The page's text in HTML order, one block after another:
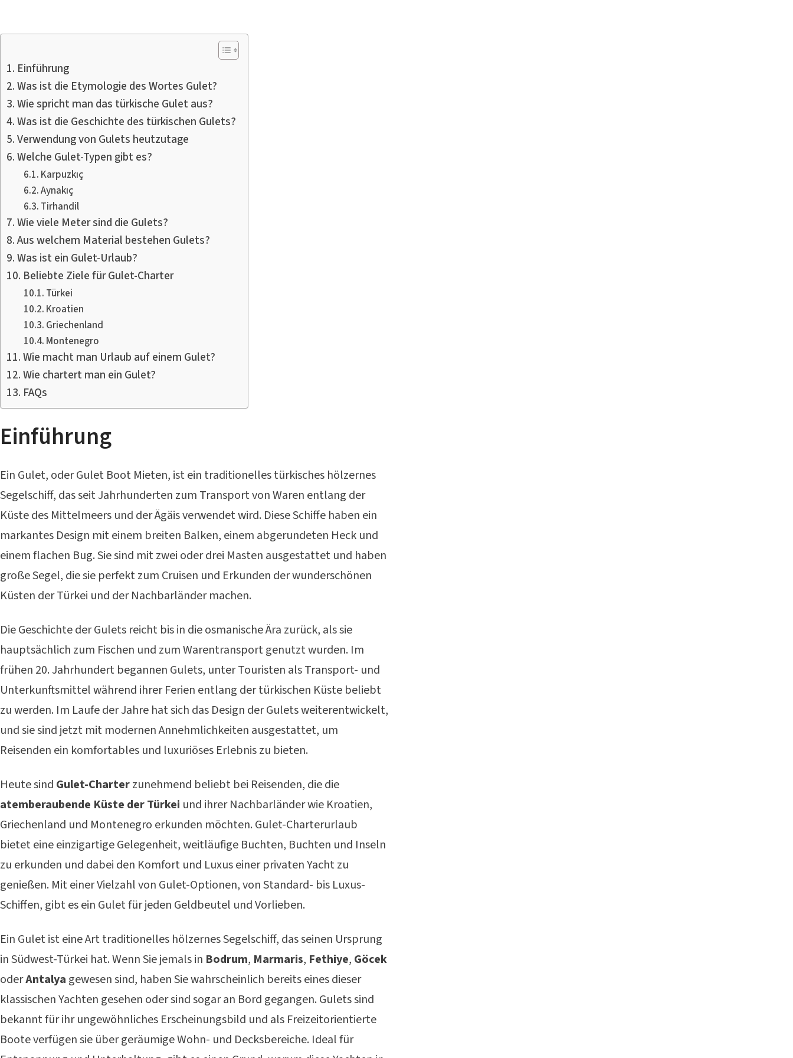
Einführung
Was ist die Etymologie des Wortes Gulet?
Wie spricht man das türkische Gulet aus?
Was ist die Geschichte des türkischen Gulets?
Verwendung von Gulets heutzutage
Welche Gulet-Typen gibt es?
Karpuzkıç
Aynakıç
Tirhandil
Wie viele Meter sind die Gulets?
Aus welchem Material bestehen Gulets?
Was ist ein Gulet-Urlaub?
Beliebte Ziele für Gulet-Charter
Türkei
Kroatien
Griechenland
Montenegro
Wie macht man Urlaub auf einem Gulet?
Wie chartert man ein Gulet?
FAQs
Einführung
Ein Gulet, oder Gulet Boot Mieten, ist ein traditionelles türkisches hölzernes
Segelschiff, das seit Jahrhunderten zum Transport von Waren entlang der
Küste des Mittelmeers und der Ägäis verwendet wird. Diese Schiffe haben ein
markantes Design mit einem breiten Balken, einem abgerundeten Heck und
einem flachen Bug. Sie sind mit zwei oder drei Masten ausgestattet und haben
große Segel, die sie perfekt zum Cruisen und Erkunden der wunderschönen
Küsten der Türkei und der Nachbarländer machen.
Die Geschichte der Gulets reicht bis in die osmanische Ära zurück, als sie
hauptsächlich zum Fischen und zum Warentransport genutzt wurden. Im
frühen 20. Jahrhundert begannen Gulets, unter Touristen als Transport- und
Unterkunftsmittel während ihrer Ferien entlang der türkischen Küste beliebt
zu werden. Im Laufe der Jahre hat sich das Design der Gulets weiterentwickelt,
und sie sind jetzt mit modernen Annehmlichkeiten ausgestattet, um
Reisenden ein komfortables und luxuriöses Erlebnis zu bieten.
Heute sind Gulet-Charterzunehmend beliebt bei Reisenden, die die
atemberaubende Küste der Türkei und ihrer Nachbarländer wie Kroatien,
Griechenland und Montenegro erkunden möchten. Gulet-Charterurlaub
bietet eine einzigartige Gelegenheit, weitläufige Buchten, Buchten und Inseln
zu erkunden und dabei den Komfort und Luxus einer privaten Yacht zu
genießen. Mit einer Vielzahl von Gulet-Optionen, von Standard- bis Luxus-
Schiffen, gibt es ein Gulet für jeden Geldbeutel und Vorlieben.
Ein Gulet ist eine Art traditionelles hölzernes Segelschiff, das seinen Ursprung
in Südwest-Türkei hat. Wenn Sie jemals in Bodrum, Marmaris, Fethiye, Göcek
oderAntalya gewesen sind, haben Sie wahrscheinlich bereits eines dieser
klassischen Yachten gesehen oder sind sogar an Bord gegangen. Gulets sind
bekannt für ihr ungewöhnliches Erscheinungsbild und als Freizeitorientierte
Boote verfügen sie über geräumige Wohn- und Decksbereiche. Ideal für